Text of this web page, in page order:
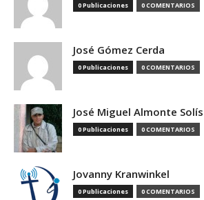
0 Publicaciones 0 COMENTARIOS
José Gómez Cerda
0 Publicaciones 0 COMENTARIOS
José Miguel Almonte Solís
0 Publicaciones 0 COMENTARIOS
Jovanny Kranwinkel
0 Publicaciones 0 COMENTARIOS